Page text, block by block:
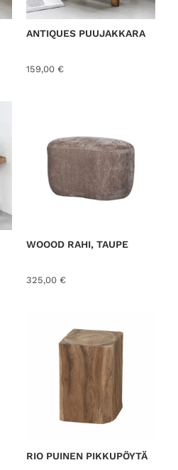
ANTIQUES PUUJAKKARA
159,00 €
WOOOD RAHI, TAUPE
325,00 €
RIO PUINEN PIKKUPÖYTÄ